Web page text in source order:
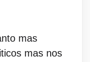
mas
mas nos